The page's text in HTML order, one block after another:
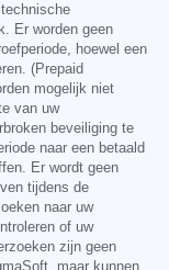
Er worden geen
hoewel een
(Prepaid
mogelijk niet
van uw
beveiliging te
naar een betaald
Er wordt geen
tijdens de
naar uw
of uw
zijn geen
maar kunnen,